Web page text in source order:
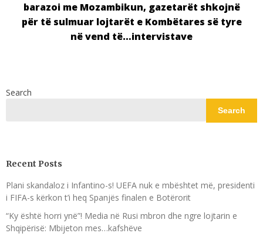
barazoi me Mozambikun, gazetarët shkojnë
për të sulmuar lojtarët e Kombëtares së tyre
në vend të…intervistave
Search
Search
Recent Posts
Plani skandaloz i Infantino-s! UEFA nuk e mbështet më, presidenti
i FIFA-s kërkon t’i heq Spanjës finalen e Botërorit
“Ky është horri ynë”! Media në Rusi mbron dhe ngre lojtarin e
Shqipërisë: Mbijeton mes…kafshëve